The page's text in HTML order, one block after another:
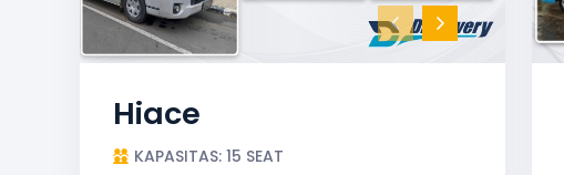
Hiace
KAPASITAS: 15 SEAT